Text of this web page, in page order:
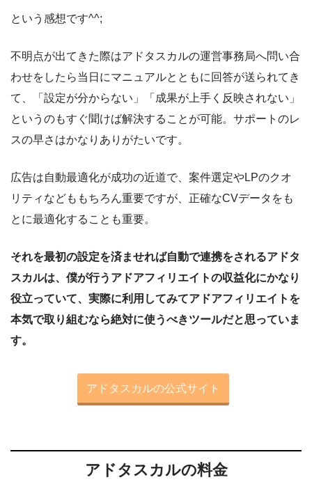
という感想です^^;
不明点が出てきた際はアドタスカルの運営事務局へ問い合
わせをしたら当日にマニュアルとともに回答が送られてき
て、「設定が分からない」「成果が上手く反映されない」
というのもすぐ聞けば解決することが可能。サポートのレ
スの早さはかなりありがたいです。
広告は自動最適化が成功の近道で、案件選定やLPのクオ
リティなどももちろん重要ですが、正確なCVデータをも
とに最適化することも重要。
それを最初の設定を済ませれば自動で連携をされるアドタ
スカルは、僕が行うアドアフィリエイトの収益化にかなり
役立っていて、実際に利用してみてアドアフィリエイトを
本気で取り組むなら絶対に使うべきツールだと思っていま
す。
アドタスカルの公式サイト
アドタスカルの料金